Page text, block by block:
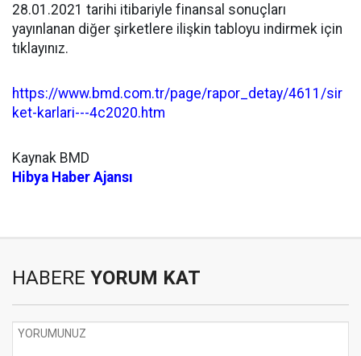
28.01.2021 tarihi itibariyle finansal sonuçları
yayınlanan diğer şirketlere ilişkin tabloyu indirmek için
tıklayınız.
https://www.bmd.com.tr/page/rapor_detay/4611/sir
ket-karlari---4c2020.htm
Kaynak BMD
Hibya Haber Ajansı
HABERE YORUM KAT